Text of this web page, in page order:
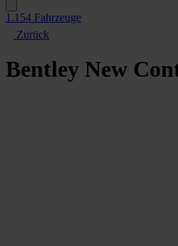
1.154 Fahrzeuge
Zurück
Bentley New